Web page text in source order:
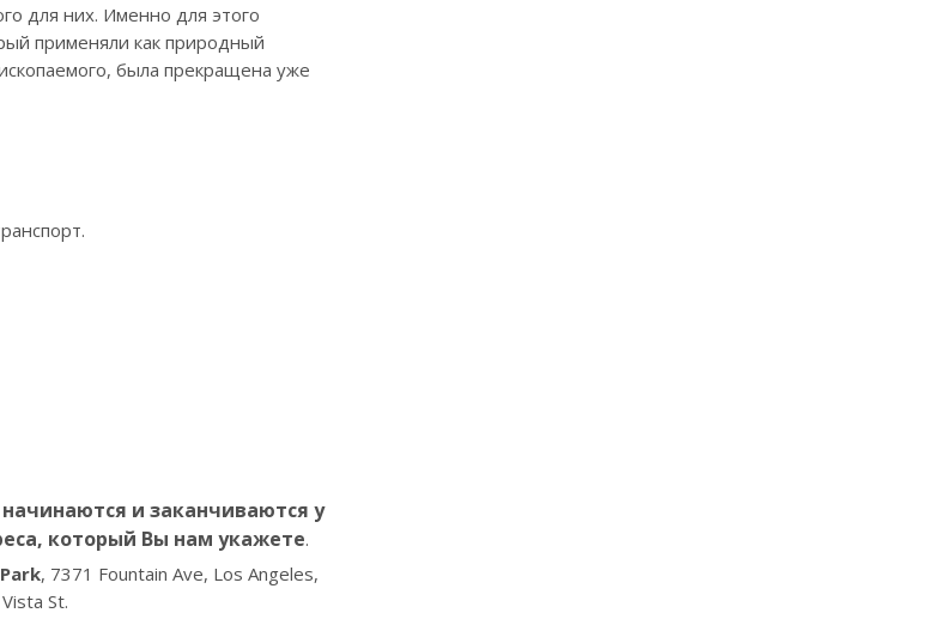
для них. Именно для этого
применяли как природный
была прекращена уже
и заканчиваются у
который Вы нам укажете.
, 7371 Fountain Ave, Los Angeles,
St.